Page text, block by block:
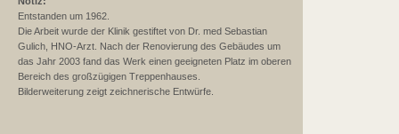
Entstanden um 1962.
Die Arbeit wurde der Klinik gestiftet von Dr. med Sebastian
Gulich, HNO-Arzt. Nach der Renovierung des Gebäudes um
das Jahr 2003 fand das Werk einen geeigneten Platz im oberen
Bereich des großzügigen Treppenhauses.
Bilderweiterung zeigt zeichnerische Entwürfe.